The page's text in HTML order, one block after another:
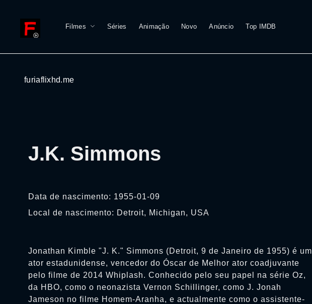
Filmes Séries Animação Novo Anúncio Top IMDB
furiaflixhd.me
J.K. Simmons
Data de nascimento: 1955-01-09
Local de nascimento: Detroit, Michigan, USA
Jonathan Kimble "J. K." Simmons (Detroit, 9 de Janeiro de 1955) é um
ator estadunidense, vencedor do Óscar de Melhor ator coadjuvante
pelo filme de 2014 Whiplash. Conhecido pelo seu papel na série Oz,
da HBO, como o neonazista Vernon Schillinger, como J. Jonah
Jameson no filme Homem-Aranha, e actualmente como o assistente-